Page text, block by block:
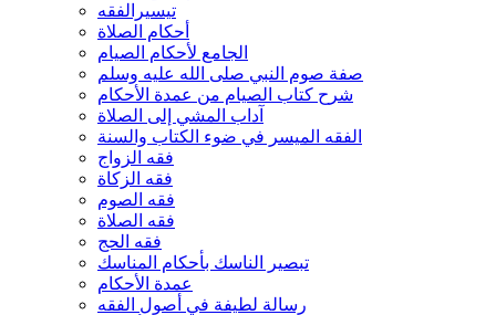
تيسيرالفقه
أحكام الصلاة
الجامع لأحكام الصيام
صفة صوم النبي صلى الله عليه وسلم
شرح كتاب الصيام من عمدة الأحكام
آداب المشي إلى الصلاة
الفقه الميسر في ضوء الكتاب والسنة
فقه الزواج
فقه الزكاة
فقه الصوم
فقه الصلاة
فقه الحج
تبصير الناسك بأحكام المناسك
عمدة الأحكام
رسالة لطيفة في أصول الفقه